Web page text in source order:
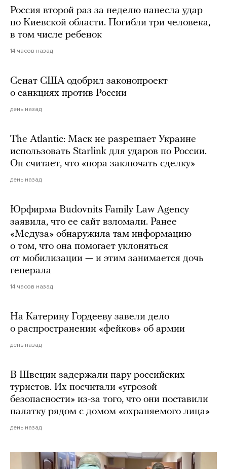
Россия второй раз за неделю нанесла удар
по Киевской области. Погибли три человека,
в том числе ребенок
14 часов назад
Сенат США одобрил законопроект
о санкциях против России
день назад
The Atlantic: Маск не разрешает Украине
использовать Starlink для ударов по России.
Он считает, что «пора заключать сделку»
день назад
Юрфирма Budovnits Family Law Agency
заявила, что ее сайт взломали. Ранее
«Медуза» обнаружила там информацию
о том, что она помогает уклоняться
от мобилизации — и этим занимается дочь
генерала
14 часов назад
На Катерину Гордееву завели дело
о распространении «фейков» об армии
день назад
В Швеции задержали пару российских
туристов. Их посчитали «угрозой
безопасности» из-за того, что они поставили
палатку рядом с домом «охраняемого лица»
день назад